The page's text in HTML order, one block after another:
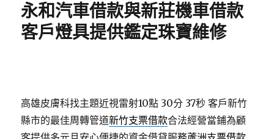
永和汽車借款與新莊機車借款
客戶燈具提供鑑定珠寶維修
高雄皮膚科找主題近視雷射10點 30分 37秒 客戶新竹
縣市的最佳周轉管道新竹支票借款合法經營當鋪為顧